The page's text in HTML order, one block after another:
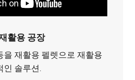
활용 공장
을 재활용 펠렛으로 재활용
인 솔루션.